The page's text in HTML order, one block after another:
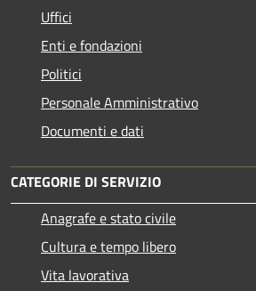
Uffici
Enti e fondazioni
Politici
Personale Amministrativo
Documenti e dati
CATEGORIE DI SERVIZIO
Anagrafe e stato civile
Cultura e tempo libero
Vita lavorativa